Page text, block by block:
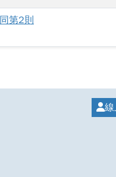
同第2則